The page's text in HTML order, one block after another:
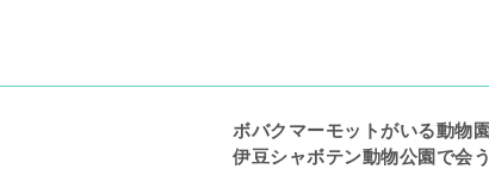
ボバクマーモットがいる動物
伊豆シャボテン動物公園で会